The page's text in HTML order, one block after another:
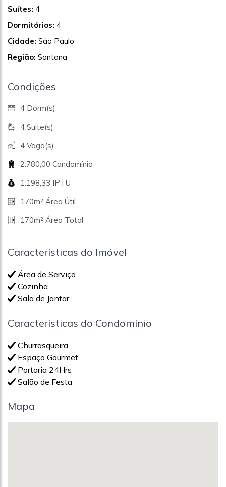
Suítes: 4
Dormitórios: 4
Cidade: São Paulo
Região: Santana
Condições
4 Dorm(s)
4 Suite(s)
4 Vaga(s)
2.780,00 Condomínio
1.198,33 IPTU
170m² Área Útil
170m² Área Total
Características do Imóvel
Área de Serviço
Cozinha
Sala de Jantar
Características do Condomínio
Churrasqueira
Espaço Gourmet
Portaria 24Hrs
Salão de Festa
Mapa